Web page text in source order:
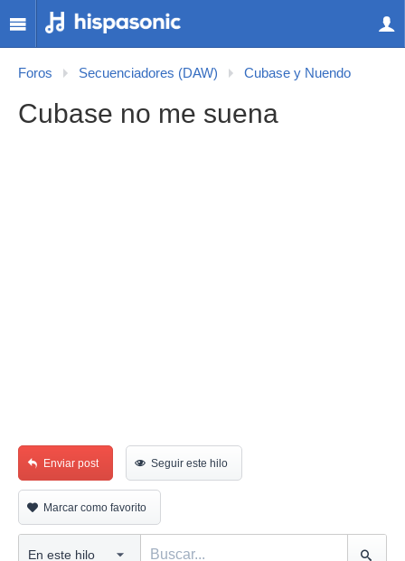
Foros Secuenciadores (DAW) Cubase y Nuendo
Cubase no me suena
Enviar post Seguir este hilo
Marcar como favorito